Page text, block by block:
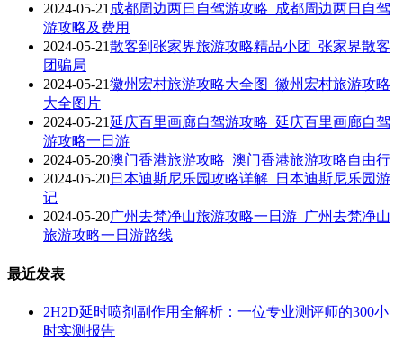
2024-05-21 成都周边两日自驾游攻略_成都周边两日自驾
游攻略及费用
2024-05-21散客到张家界旅游攻略精品小团_张家界散客
团骗局
2024-05-21徽州宏村旅游攻略大全图_徽州宏村旅游攻略
大全图片
2024-05-21延庆百里画廊自驾游攻略_延庆百里画廊自驾
游攻略一日游
2024-05-20澳门香港旅游攻略_澳门香港旅游攻略自由行
2024-05-20日本迪斯尼乐园攻略详解_日本迪斯尼乐园游
记
2024-05-20广州去梵净山旅游攻略一日游_广州去梵净山
旅游攻略一日游路线
最近发表
2H2D延时喷剂副作用全解析：一位专业测评师的300小
时实测报告